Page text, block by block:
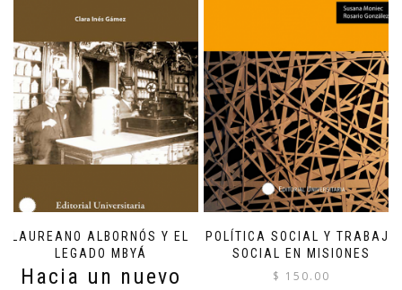
LAUREANO ALBORNÓS Y EL
LEGADO MBYÁ
Hacia un nuevo
POLÍTICA SOCIAL Y TRABAJO
SOCIAL EN MISIONES
$ 150.00